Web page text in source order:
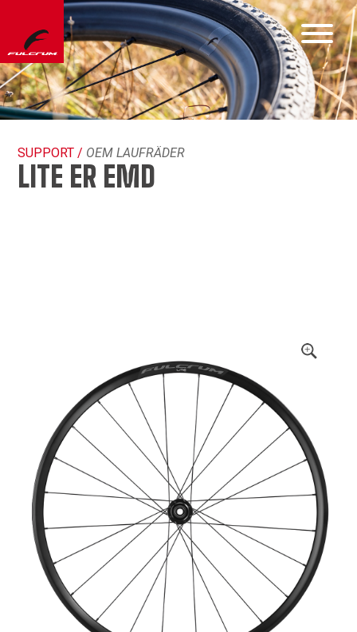
SUPPORT / OEM LAUFRÄDER
LITE ER EMD